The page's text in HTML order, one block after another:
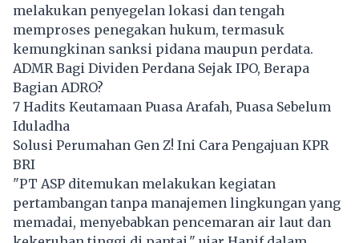
melakukan penyegelan lokasi dan tengah
memproses penegakan hukum, termasuk
kemungkinan sanksi pidana maupun perdata.
ADMR Bagi Dividen Perdana Sejak IPO, Berapa
Bagian ADRO?
7 Hadits Keutamaan Puasa Arafah, Puasa Sebelum
Iduladha
Solusi Perumahan Gen Z! Ini Cara Pengajuan KPR
BRI
"PT ASP ditemukan melakukan kegiatan
pertambangan tanpa manajemen lingkungan yang
memadai, menyebabkan pencemaran air laut dan